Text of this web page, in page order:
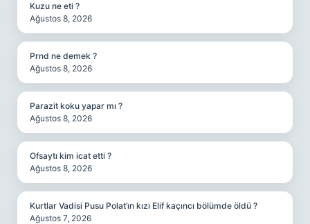
Kuzu ne eti ?
Ağustos 8, 2026
Prnd ne demek ?
Ağustos 8, 2026
Parazit koku yapar mı ?
Ağustos 8, 2026
Ofsaytı kim icat etti ?
Ağustos 8, 2026
Kurtlar Vadisi Pusu Polat’ın kızı Elif kaçıncı bölümde öldü ?
Ağustos 7, 2026